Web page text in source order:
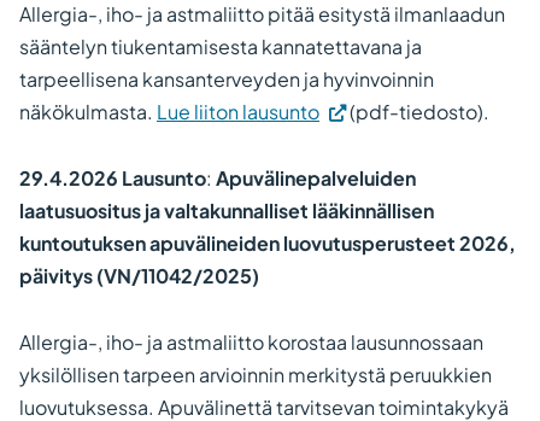
Allergia-, iho- ja astmaliitto pitää esitystä ilmanlaadun
sääntelyn tiukentamisesta kannatettavana ja
tarpeellisena kansanterveyden ja hyvinvoinnin
näkökulmasta. Lue liiton lausunto (pdf-tiedosto).
29.4.2026 Lausunto: Apuvälinepalveluiden
laatusuositus ja valtakunnalliset lääkinnällisen
kuntoutuksen apuvälineiden luovutusperusteet 2026,
päivitys (VN/11042/2025)
Allergia-, iho- ja astmaliitto korostaa lausunnossaan
yksilöllisen tarpeen arvioinnin merkitystä peruukkien
luovutuksessa. Apuvälinettä tarvitsevan toimintakykyä